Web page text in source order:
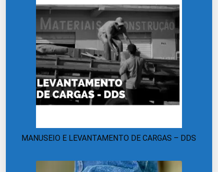
MANUSEIO E LEVANTAMENTO DE CARGAS – DDS